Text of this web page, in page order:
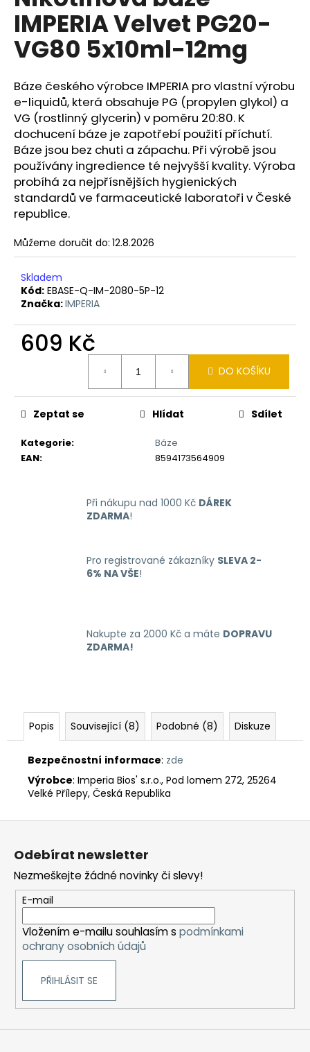
0,0
5
hvězdiček.
IMPERIA Velvet PG20-
VG80 5x10ml-12mg
Báze českého výrobce IMPERIA pro vlastní výrobu
e-liquidů, která obsahuje PG (propylen glykol) a
VG (rostlinný glycerin) v poměru 20:80. K
dochucení báze je zapotřebí použití příchutí.
Báze jsou bez chuti a zápachu. Při výrobě jsou
používány ingredience té nejvyšší kvality. Výroba
probíhá za nejpřísnějších hygienických
standardů ve farmaceutické laboratoři v České
republice.
Můžeme doručit do: 12.8.2026
Skladem
Kód: EBASE-Q-IM-2080-5P-12
Značka:IMPERIA
609 Kč
DO KOŠÍKU
Kategorie:
Báze
EAN: 8594173564909
Zeptat se Hlídat Sdílet
Při nákupu nad 1000 Kč DÁREK
ZDARMA!
Pro registrované zákazníky SLEVA 2-
6% NA VŠE!
Nakupte za 2000 Kč a máte DOPRAVU
ZDARMA!
Popis Související (8) Podobné (8) Diskuze
Bezpečnostní informace: zde
Výrobce: Imperia Bios' s.r.o., Pod lomem 272, 25264
Velké Přílepy, Česká Republika
a
j
í
?
HLEDAT
D
o
p
u
č
u
DUO
POD
ELEKTRONICKÁ
Odebírat newsletter
Nezmeškejte žádné novinky či slevy!
E-mail
Vložením e-mailu souhlasím s podmínkami
ochrany osobních údajů
PŘIHLÁSIT SE